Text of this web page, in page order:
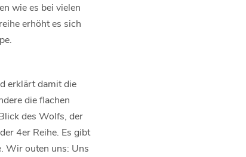
wie es bei vielen
erhöht es sich
erklärt damit die
die flachen
des Wolfs, der
4er Reihe. Es gibt
Wir outen uns: Uns